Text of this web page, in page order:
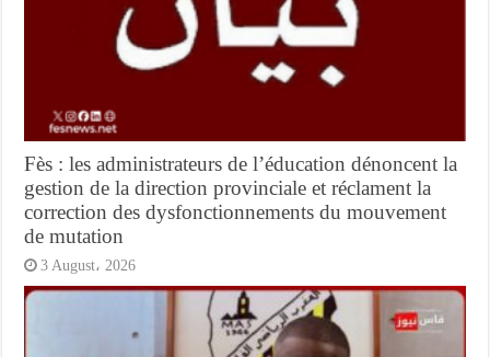
Fès : les administrateurs de l’éducation dénoncent la
gestion de la direction provinciale et réclament la
correction des dysfonctionnements du mouvement
de mutation
3 August، 2026